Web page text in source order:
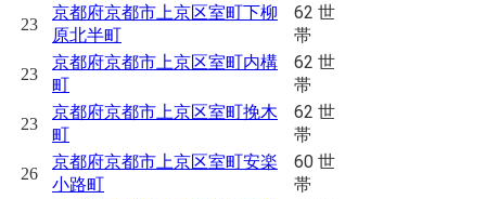
23
京都府京都市上京区室町下柳
原北半町
62 世
帯
23
京都府京都市上京区室町内構
町
62 世
帯
23
京都府京都市上京区室町挽木
町
62 世
帯
26
京都府京都市上京区室町安楽
小路町
60 世
帯